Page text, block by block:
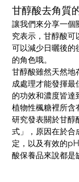
甘醇酸去角質
讓我們來分享一
究表示，甘醇酸
可以減少日曬後
的角色哦。
甘醇酸雖然天然
成處理才能發揮
的功效和濃度皆達
植物性楓糖裡所
研究發表關於甘
式」，原因在於
定，以及有效的
酸保養品來說都是